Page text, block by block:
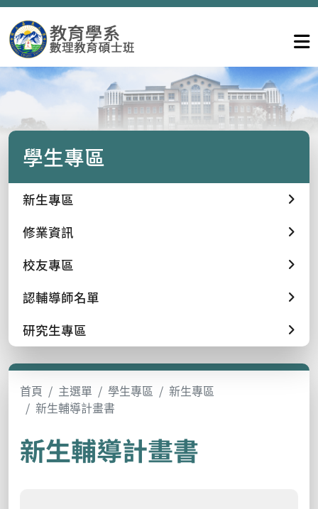
學生專區
新生專區
修業資訊
校友專區
認輔導師名單
研究生專區
首頁 主選單 學生專區
新生專區
新生輔導計畫書
新生輔導計畫書